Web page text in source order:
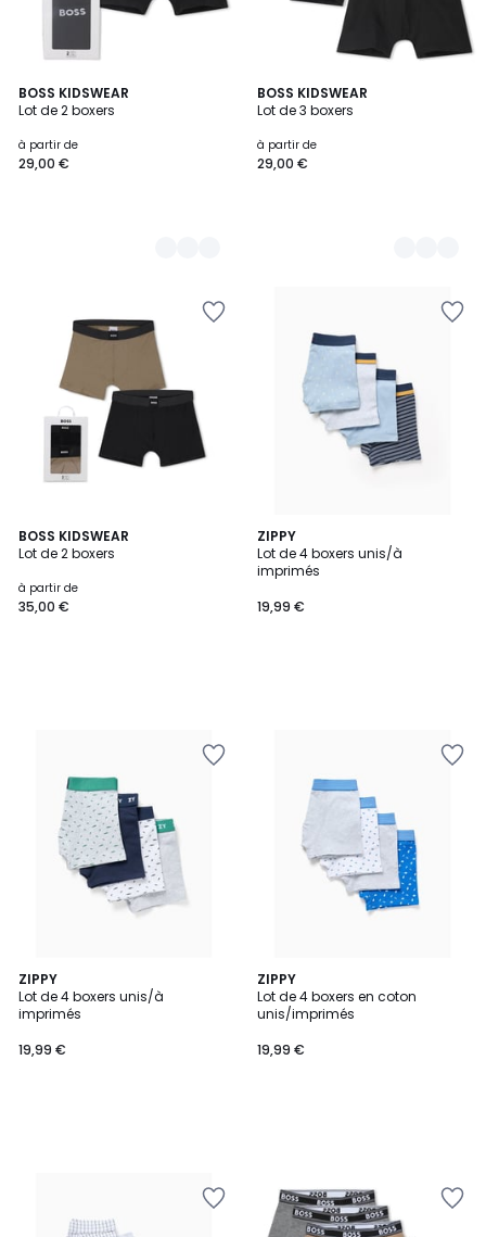
BOSS KIDSWEAR
Lot de 2 boxers
à partir de
29,00 €
3
Couleurs
BOSS KIDSWEAR
Lot de 3 boxers
à partir de
29,00 €
3
Couleurs
BOSS KIDSWEAR
Lot de 2 boxers
à partir de
35,00 €
ZIPPY
Lot de 4 boxers unis/à
imprimés
19,99 €
ZIPPY
Lot de 4 boxers unis/à
imprimés
19,99 €
ZIPPY
Lot de 4 boxers en coton
unis/imprimés
19,99 €